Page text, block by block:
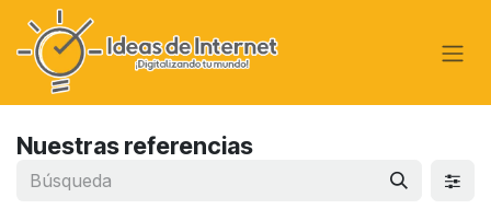
Ir al contenido
Nuestras referencias